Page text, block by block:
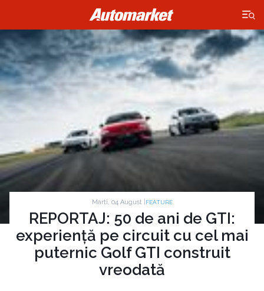
×
Marti, 04 August | FEATURE
REPORTAJ: 50 de ani de GTI:
experiență pe circuit cu cel mai
puternic Golf GTI construit
vreodată